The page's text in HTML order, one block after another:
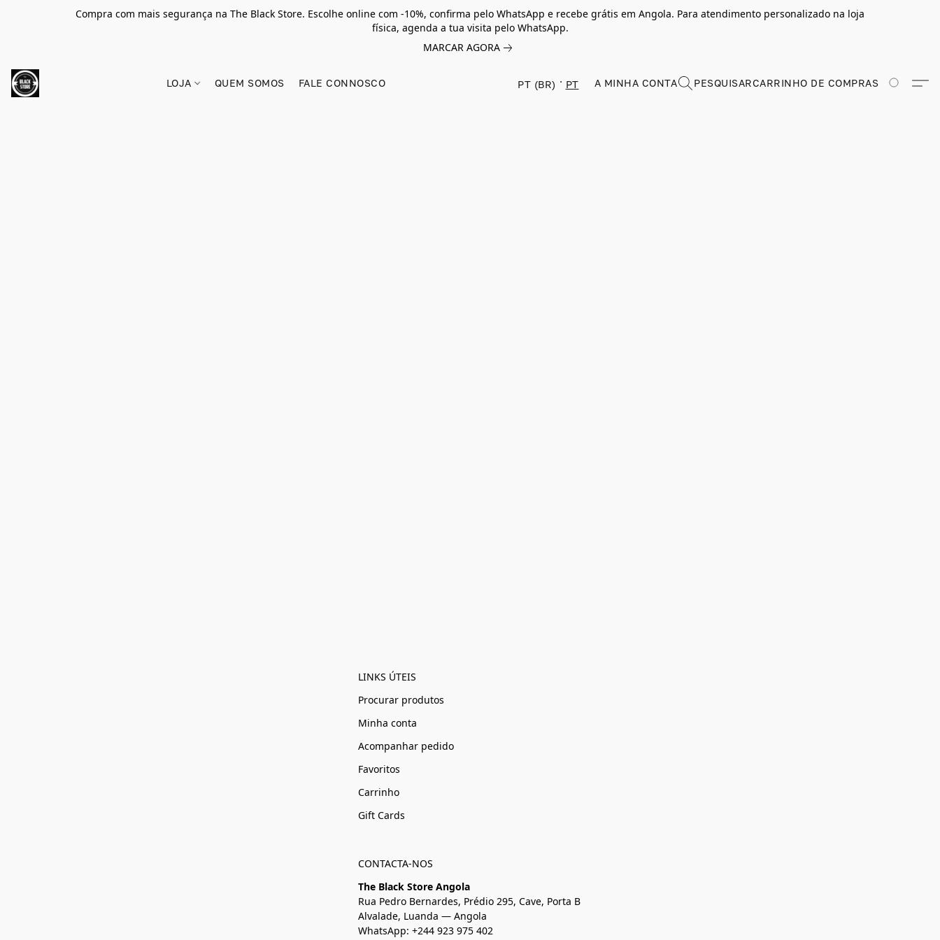
Compra com mais segurança na The Black Store. Escolhe online com -10%, confirma pelo WhatsApp e recebe grátis em Angola. Para atendimento personalizado na loja
física, agenda a tua visita pelo WhatsApp.
MARCAR AGORA
LOJA QUEM SOMOS FALE CONNOSCO PT (BR) PT A MINHA CONTA PESQUISARCARRINHO DE COMPRAS
LINKS ÚTEIS
Procurar produtos
Minha conta
Acompanhar pedido
Favoritos
Carrinho
Gift Cards
CONTACTA-NOS
The Black Store Angola
Rua Pedro Bernardes, Prédio 295, Cave, Porta B
Alvalade, Luanda — Angola
WhatsApp: +244 923 975 402